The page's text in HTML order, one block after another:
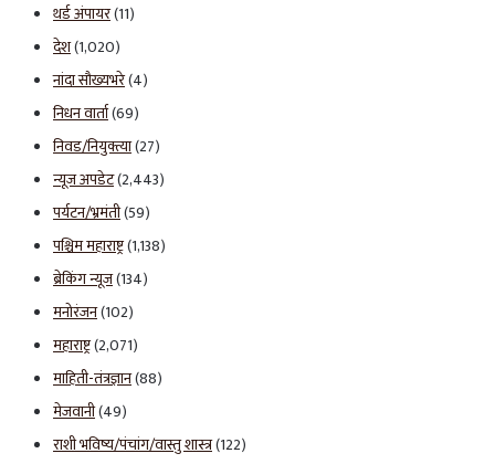
थर्ड अंपायर(11)
देश(1,020)
नांदा सौख्यभरे(4)
निधन वार्ता(69)
निवड/नियुक्त्या(27)
न्यूज अपडेट(2,443)
पर्यटन/भ्रमंती(59)
पश्चिम महाराष्ट्र(1,138)
ब्रेकिंग न्यूज(134)
मनोरंजन(102)
महाराष्ट्र(2,071)
माहिती-तंत्रज्ञान(88)
मेजवानी(49)
राशी भविष्य/पंचांग/वास्तु शास्त्र(122)